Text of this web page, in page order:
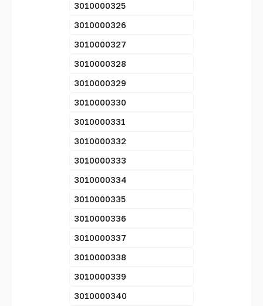
3010000325
3010000326
3010000327
3010000328
3010000329
3010000330
3010000331
3010000332
3010000333
3010000334
3010000335
3010000336
3010000337
3010000338
3010000339
3010000340